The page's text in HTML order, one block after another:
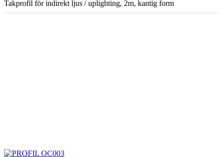
Takprofil för indirekt ljus / uplighting, 2m, kantig form